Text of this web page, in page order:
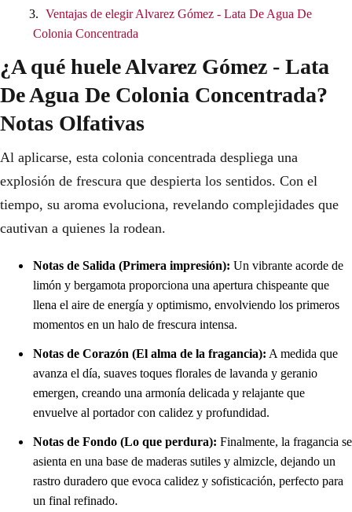
Ventajas de elegir Alvarez Gómez - Lata De Agua De
Colonia Concentrada
¿A qué huele Alvarez Gómez - Lata
De Agua De Colonia Concentrada?
Notas Olfativas
Al aplicarse, esta colonia concentrada despliega una
explosión de frescura que despierta los sentidos. Con el
tiempo, su aroma evoluciona, revelando complejidades que
cautivan a quienes la rodean.
Notas de Salida (Primera impresión): Un vibrante acorde de
limón y bergamota proporciona una apertura chispeante que
llena el aire de energía y optimismo, envolviendo los primeros
momentos en un halo de frescura intensa.
Notas de Corazón (El alma de la fragancia): A medida que
avanza el día, suaves toques florales de lavanda y geranio
emergen, creando una armonía delicada y relajante que
envuelve al portador con calidez y profundidad.
Notas de Fondo (Lo que perdura): Finalmente, la fragancia se
asienta en una base de maderas sutiles y almizcle, dejando un
rastro duradero que evoca calidez y sofisticación, perfecto para
un final refinado.